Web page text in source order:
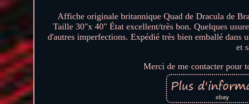
Affiche originale britannique Quad de Dracula de
Taille 30"x 40" État excellent/très bon. Quelques
d'autres imperfections. Expédié très bien emballé dans
et
Merci de me contacter pour